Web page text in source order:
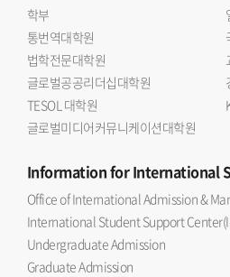
학부
통번역대학원
법학전문대학원
글로벌공공리더십대학원
TESOL 대학원
글로벌미디어커뮤니케이션대학원
Informationfor International
Office of International Admission &
International Student Support
Undergraduate Admission
Graduate Admission